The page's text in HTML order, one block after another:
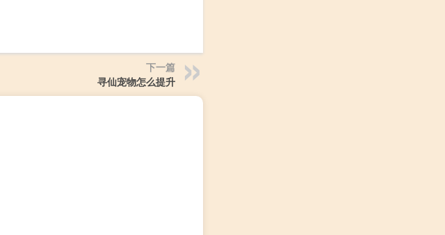
下一篇
寻仙宠物怎么提升